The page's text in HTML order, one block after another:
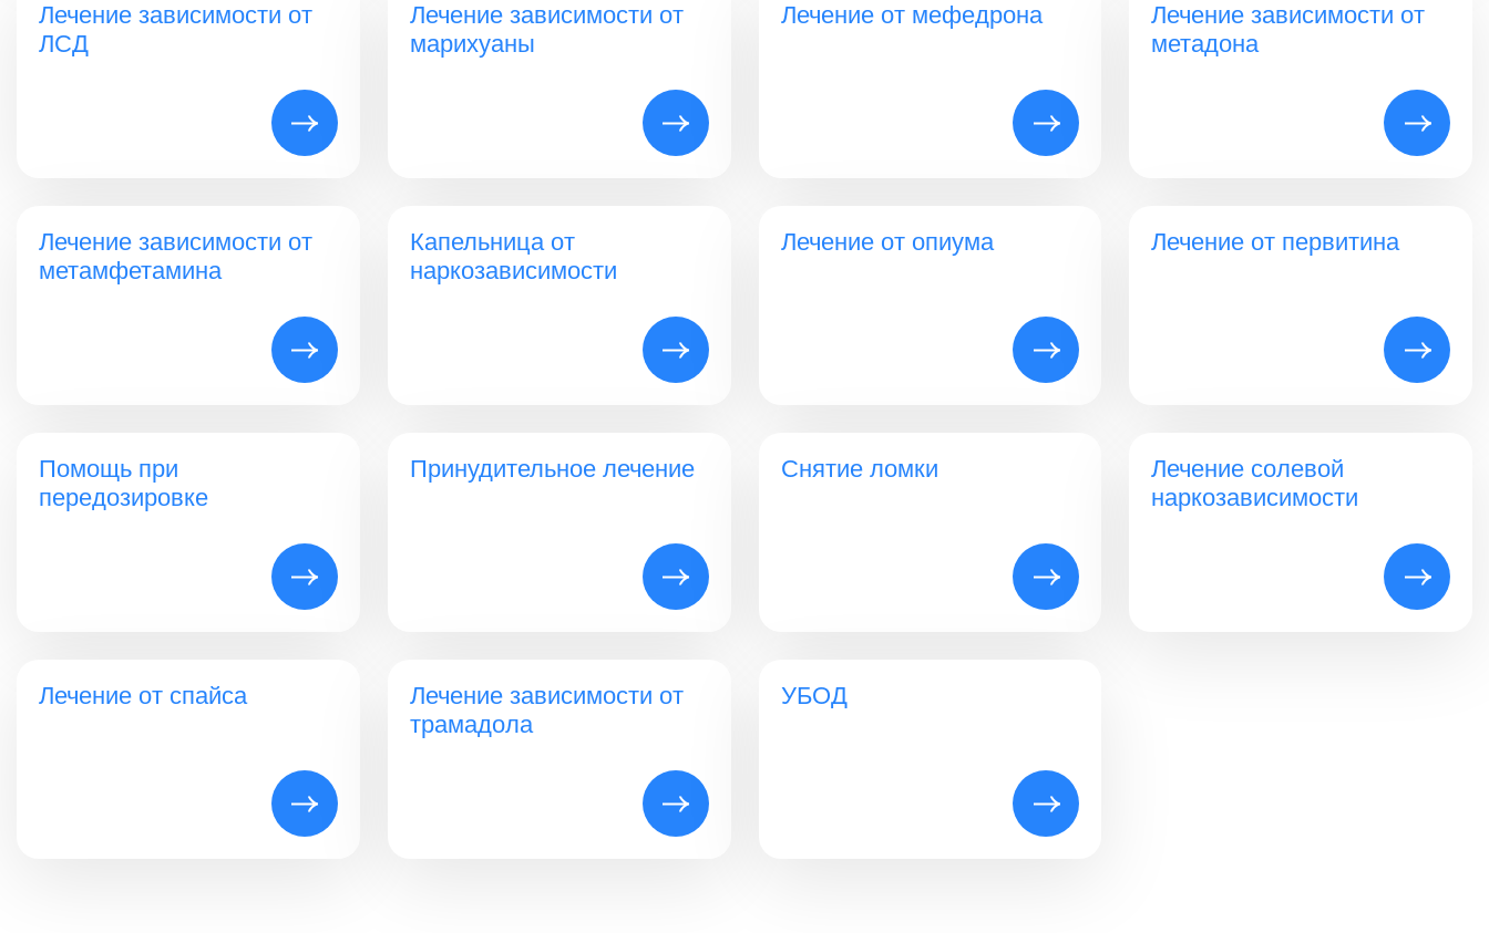
Лечение зависимости от
ЛСД
Лечение зависимости от
марихуаны
Лечение от мефедрона
Лечение зависимости от
метадона
Лечение зависимости от
метамфетамина
Капельница от
наркозависимости
Лечение от опиума Лечение от первитина
Помощь при
передозировке
Принудительное лечение Снятие ломки
Лечение солевой
наркозависимости
Лечение от спайса
Лечение зависимости от
трамадола
УБОД